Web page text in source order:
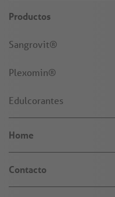
Productos
Sangrovit®
Plexomin®
Edulcorantes
Home
Contacto